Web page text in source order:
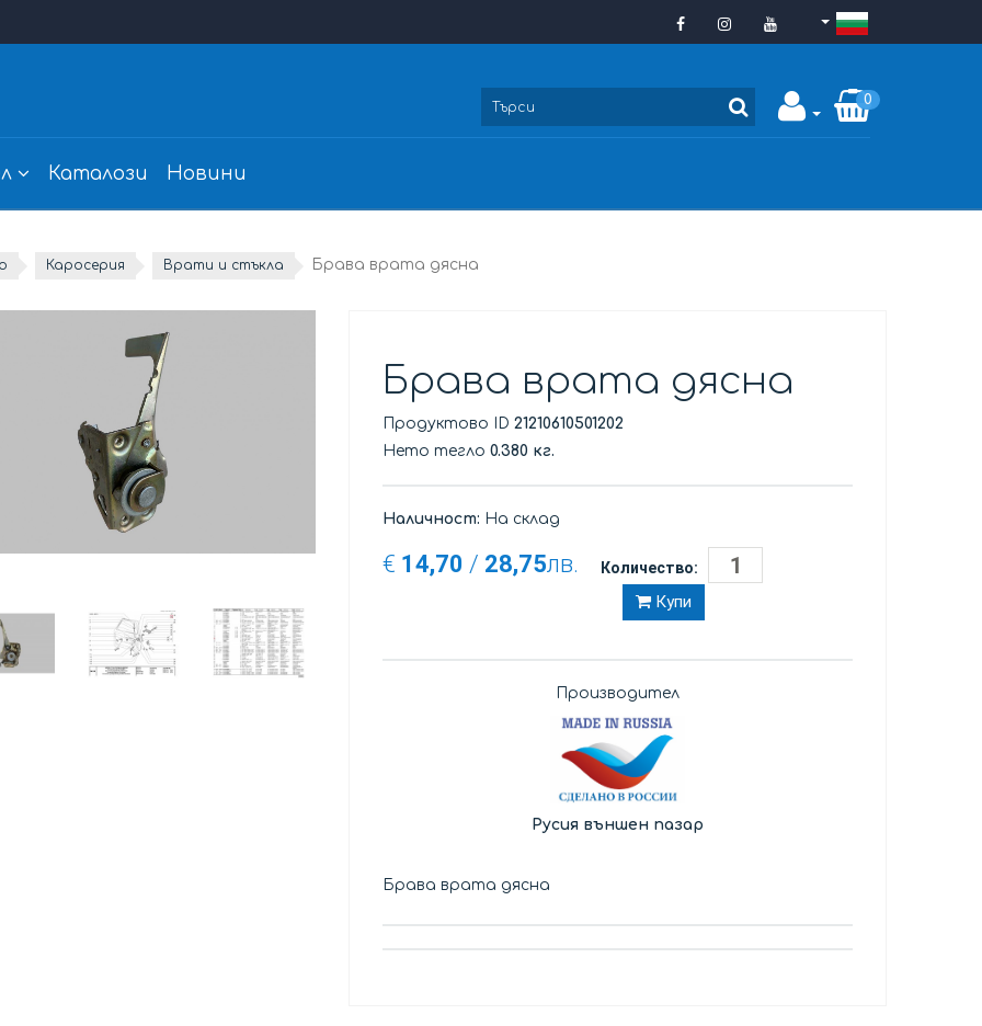
0
Каталози Новини
Каросерия Врати и стъкла Брава врата дясна
Брава врата дясна
Продуктово ID21210610501202
Нето тегло0.380 кг.
Наличност: На склад
€ 14,70 / 28,75лв. Количество:
Купи
Производител
Русия външен пазар
Брава врата дясна